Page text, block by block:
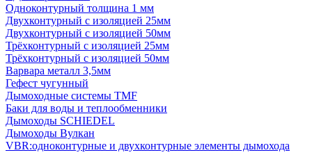
Одноконтурный толщина 1 мм
Двухконтурный с изоляцией 25мм
Двухконтурный с изоляцией 50мм
Трёхконтурный с изоляцией 25мм
Трёхконтурный с изоляцией 50мм
Варвара металл 3,5мм
Гефест чугунный
Дымоходные системы TMF
Баки для воды и теплообменники
Дымоходы SCHIEDEL
Дымоходы Вулкан
VBR:одноконтурные и двухконтурные элементы дымохода